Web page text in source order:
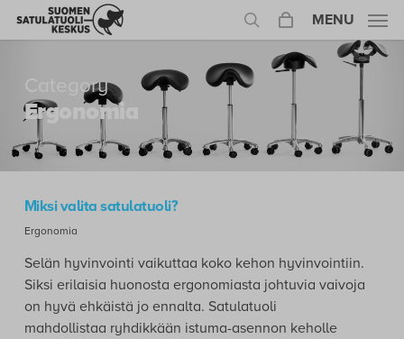
search
MENU
Category
Ergonomia
Miksi valita satulatuoli?
Ergonomia
Selän hyvinvointi vaikuttaa koko kehon hyvinvointiin.
Siksi erilaisia huonosta ergonomiasta johtuvia vaivoja
on hyvä ehkäistä jo ennalta. Satulatuoli
mahdollistaa ryhdikkään istuma-asennon keholle